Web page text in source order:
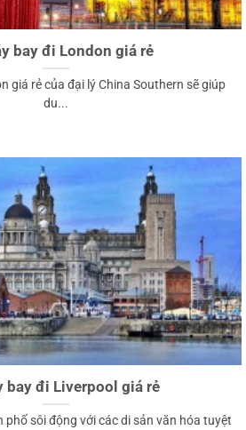
bay đi London giá rẻ
giá rẻ của đại lý China Southern sẽ giúp
du...
bay đi Liverpool giá rẻ
phố sôi động với các di sản văn hóa tuyệt